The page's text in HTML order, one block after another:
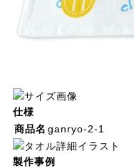
仕様
商品名 ganryo-2-1
製作事例